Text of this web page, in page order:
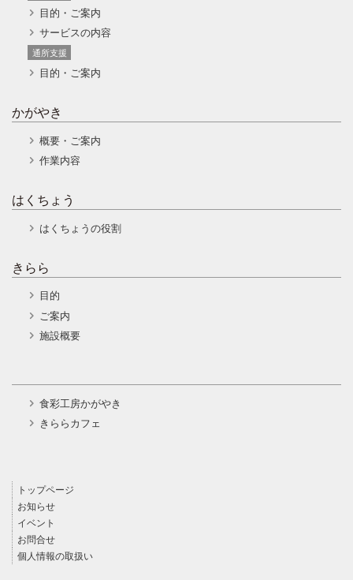
目的・ご案内
サービスの内容
通所支援
目的・ご案内
かがやき
概要・ご案内
作業内容
はくちょう
はくちょうの役割
きらら
目的
ご案内
施設概要
食彩工房かがやき
きららカフェ
トップページ
お知らせ
イベント
お問合せ
個人情報の取扱い